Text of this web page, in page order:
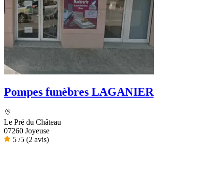
Pompes funèbres LAGANIER
Le Pré du Château
07260 Joyeuse
5 /5 (2 avis)